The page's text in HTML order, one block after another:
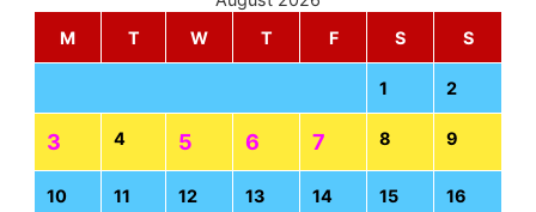
M
T W T F S S
1 2
3 4 5 6 7 8 9
10 11 12 13 14 15 16